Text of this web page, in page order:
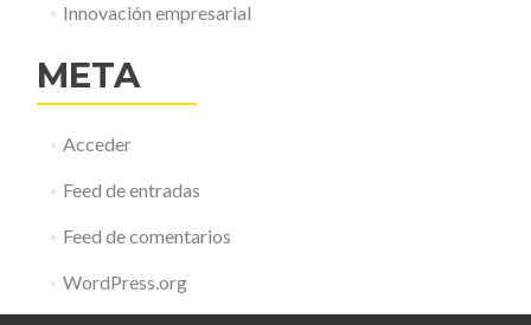
Innovación empresarial
META
Acceder
Feed de entradas
Feed de comentarios
WordPress.org